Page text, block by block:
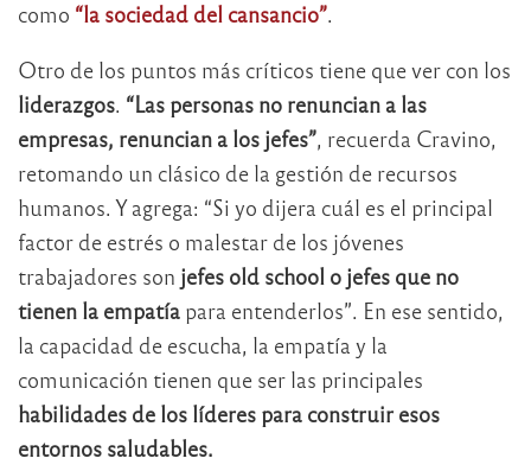
como “la sociedad del cansancio”.
Otro de los puntos más críticos tiene que ver con los
liderazgos. “Las personas no renuncian a las
empresas, renuncian a los jefes”, recuerda Cravino,
retomando un clásico de la gestión de recursos
humanos. Y agrega: “Si yo dijera cuál es el principal
factor de estrés o malestar de los jóvenes
trabajadores son jefes old school o jefes que no
tienen la empatía para entenderlos”. En ese sentido,
la capacidad de escucha, la empatía y la
comunicación tienen que ser las principales
habilidades de los líderes para construir esos
entornos saludables.